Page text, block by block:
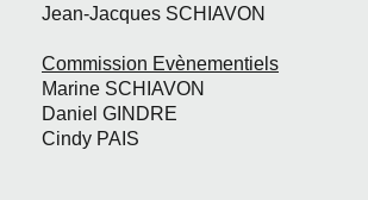
Jean-Jacques SCHIAVON
Commission Evènementiels
Marine SCHIAVON
Daniel GINDRE
Cindy PAIS